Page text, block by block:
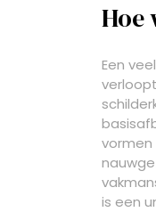
Hoe
Een
vormen
is een